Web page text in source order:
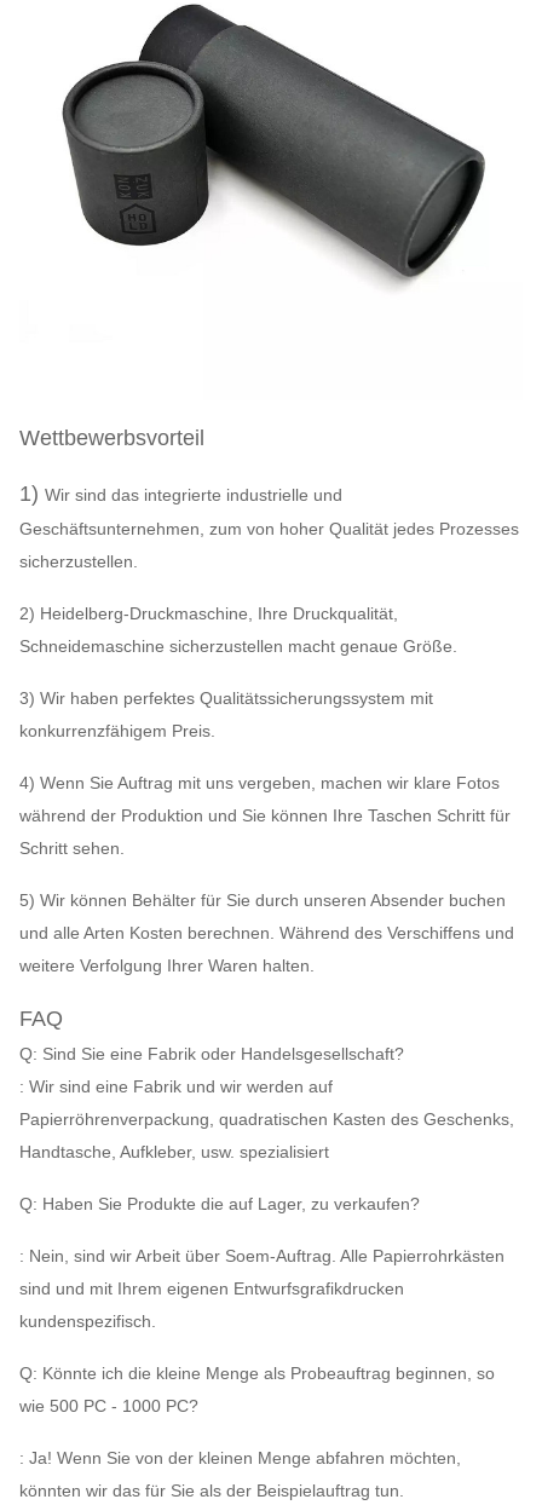
Wettbewerbsvorteil
1) Wir sind das integrierte industrielle und
Geschäftsunternehmen, zum von hoher Qualität jedes Prozesses
sicherzustellen.
2) Heidelberg-Druckmaschine, Ihre Druckqualität,
Schneidemaschine sicherzustellen macht genaue Größe.
3) Wir haben perfektes Qualitätssicherungssystem mit
konkurrenzfähigem Preis.
4) Wenn Sie Auftrag mit uns vergeben, machen wir klare Fotos
während der Produktion und Sie können Ihre Taschen Schritt für
Schritt sehen.
5) Wir können Behälter für Sie durch unseren Absender buchen
und alle Arten Kosten berechnen. Während des Verschiffens und
weitere Verfolgung Ihrer Waren halten.
FAQ
Q: Sind Sie eine Fabrik oder Handelsgesellschaft?
: Wir sind eine Fabrik und wir werden auf
Papierröhrenverpackung, quadratischen Kasten des Geschenks,
Handtasche, Aufkleber, usw. spezialisiert
Q: Haben Sie Produkte die auf Lager, zu verkaufen?
: Nein, sind wir Arbeit über Soem-Auftrag. Alle Papierrohrkästen
sind und mit Ihrem eigenen Entwurfsgrafikdrucken
kundenspezifisch.
Q: Könnte ich die kleine Menge als Probeauftrag beginnen, so
wie 500 PC - 1000 PC?
: Ja! Wenn Sie von der kleinen Menge abfahren möchten,
könnten wir das für Sie als der Beispielauftrag tun.